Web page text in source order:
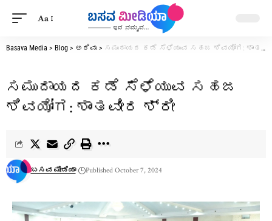
Aa
Basava Media > Blog > ಅರಿವು > ಸಮುದಾಯದ ಕಡೆ ಸೆಳೆಯುವ ಸಹಜ ಶಿವಯೋಗ: ಶಾಂತವೀರ ಶ್ರೀ
ಸಮುದಾಯದ ಕಡೆ ಸೆಳೆಯುವ ಸಹಜ
ಶಿವಯೋಗ: ಶಾಂತವೀರ ಶ್ರೀ
ಬಸವ ಮೀಡಿಯಾ Published October 7, 2024